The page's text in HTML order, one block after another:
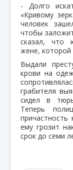
- Долго
«Кривому
человек
чтобы
сказал, что
жене, которой
Выдали
крови на
грабителя
сидел в
Теперь
причастность
ему грозит
срок до семи